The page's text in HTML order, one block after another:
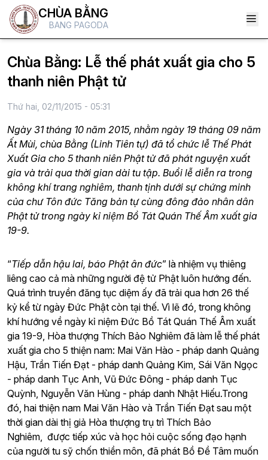
CHÙA BẰNG
BANG PAGODA
Chùa Bằng: Lễ thế phát xuất gia cho 5
thanh niên Phật tử
Thứ hai, 02/11/2015 - 05:31
Ngày 31 tháng 10 năm 2015, nhằm ngày 19 tháng 09 năm
Ất Mùi, chùa Bằng (Linh Tiên tự) đã tổ chức lễ Thế Phát
Xuất Gia cho 5 thanh niên Phật tử đã phát nguyện xuất
gia và trải qua thời gian dài tu tập. Buổi lễ diễn ra trong
không khí trang nghiêm, thanh tịnh dưới sự chứng minh
của chư Tôn đức Tăng bản tự cùng đông đảo nhân dân
Phật tử trong ngày kỉ niệm Bồ Tát Quán Thế Âm xuất gia
19-9.
“Tiếp dẫn hậu lai, báo Phật ân đức” là nhiệm vụ thiêng
liêng cao cả mà những người đệ tử Phật luôn hướng đến.
Quá trình truyền đăng tục diệm ấy đã trải qua hơn 26 thế
kỷ kể từ ngày Đức Phật còn tại thế. Vì lẽ đó, trong không
khí hướng về ngày kỉ niệm Đức Bồ Tát Quán Thế Âm xuất
gia 19-9, Hòa thượng Thích Bảo Nghiêm đã làm lễ thế phát
xuất gia cho 5 thiện nam: Mai Văn Hào - pháp danh Quảng
Hậu, Trần Tiến Đạt - pháp danh Quảng Kim, Sái Văn Ngọc
- pháp danh Tục Anh, Vũ Đức Đông - pháp danh Tục
Quỳnh, Nguyễn Văn Hùng - pháp danh Nhật Hiếu.Trong
đó, hai thiện nam Mai Văn Hào và Trần Tiến Đạt sau một
thời gian dài thị giả Hòa thượng trụ trì Thích Bảo
Nghiêm, được tiếp xúc và học hỏi cuộc sống đạo hạnh
của người tu sỹ chốn thiền môn, đã phát Bồ Đề Tâm muốn